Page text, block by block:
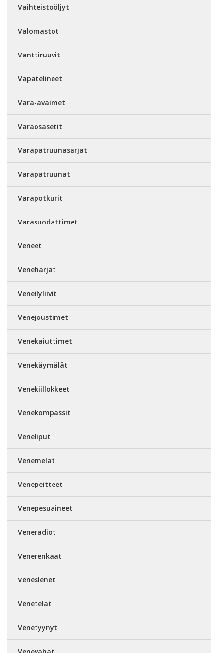
Vaihteistoöljyt
Valomastot
Vanttiruuvit
Vapatelineet
Vara-avaimet
Varaosasetit
Varapatruunasarjat
Varapatruunat
Varapotkurit
Varasuodattimet
Veneet
Veneharjat
Veneilyliivit
Venejoustimet
Venekaiuttimet
Venekäymälät
Venekiillokkeet
Venekompassit
Veneliput
Venemelat
Venepeitteet
Venepesuaineet
Veneradiot
Venerenkaat
Venesienet
Venetelat
Venetyynyt